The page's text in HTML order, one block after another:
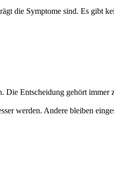
die Symptome sind. Es gibt
Entscheidung gehört immer
werden. Andere bleiben